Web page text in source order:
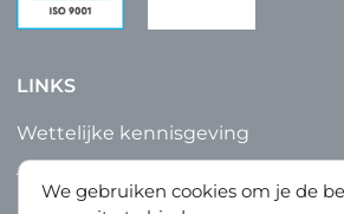
LINKS
Wettelijke kennisgeving
Algemene verkoops- en
Privacybeleid
We gebruiken cookies om je de